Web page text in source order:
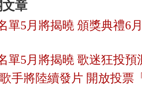
章
單5月將揭曉 頒獎典禮6
單5月將揭曉 歌迷狂投預
手將陸續發片 開放投票